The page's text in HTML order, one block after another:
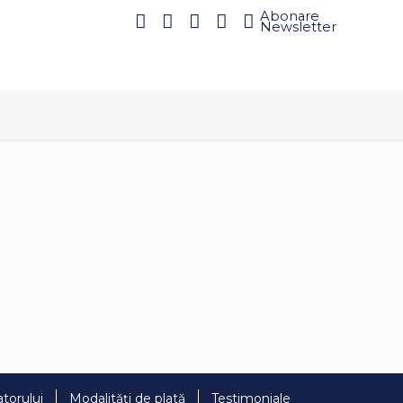
Abonare
Newsletter
Modalități de plată Testimoniale